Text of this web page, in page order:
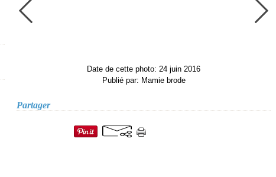
Date de cette photo: 24 juin 2016
Publié par: Mamie brode
Partager